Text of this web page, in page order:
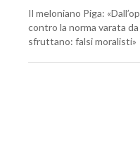
Il meloniano Piga:
contro la norma varata
sfruttano: falsi moralisti»